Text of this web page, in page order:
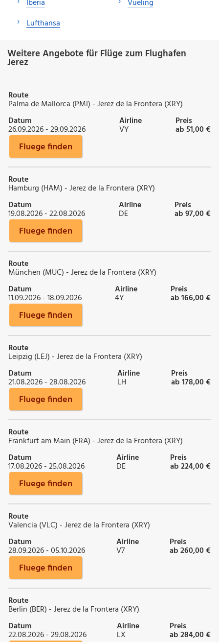
Iberia
Lufthansa
Vueling
Weitere Angebote für Flüge zum Flughafen
Jerez
Route
Palma de Mallorca (PMI) - Jerez de la Frontera (XRY)
Datum
26.09.2026 - 29.09.2026
Airline
VY
Preis
ab 51,00 €
Fluege finden
Route
Hamburg (HAM) - Jerez de la Frontera (XRY)
Datum
19.08.2026 - 22.08.2026
Airline
DE
Preis
ab 97,00 €
Fluege finden
Route
München (MUC) - Jerez de la Frontera (XRY)
Datum
11.09.2026 - 18.09.2026
Airline
4Y
Preis
ab 166,00 €
Fluege finden
Route
Leipzig (LEJ) - Jerez de la Frontera (XRY)
Datum
21.08.2026 - 28.08.2026
Airline
LH
Preis
ab 178,00 €
Fluege finden
Route
Frankfurt am Main (FRA) - Jerez de la Frontera (XRY)
Datum
17.08.2026 - 25.08.2026
Airline
DE
Preis
ab 224,00 €
Fluege finden
Route
Valencia (VLC) - Jerez de la Frontera (XRY)
Datum
28.09.2026 - 05.10.2026
Airline
V7
Preis
ab 260,00 €
Fluege finden
Route
Berlin (BER) - Jerez de la Frontera (XRY)
Datum
22.08.2026 - 29.08.2026
Airline
LX
Preis
ab 284,00 €